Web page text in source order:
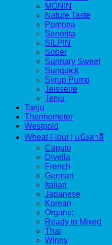
MONIN
Nature Taste
Pomona
Senorita
SILPIN
Sober
Sunnary Sweet
Sunquick
Syrup Pump
Teisseire
Tenju
Tanju
Thermometer
Westgold
Wheat Flour | แป้งสาลี
Caputo
Divella
French
German
Italian
Japanese
Korean
Organic
Ready to Mixed
Thai
Winny